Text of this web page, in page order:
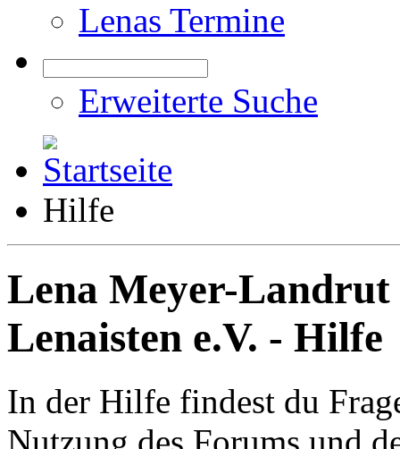
Lenas Termine
Erweiterte Suche
Hilfe
Lena Meyer-
Lenaisten e.V. - Hilfe
In der Hilfe findest du
Nutzung des Forums und